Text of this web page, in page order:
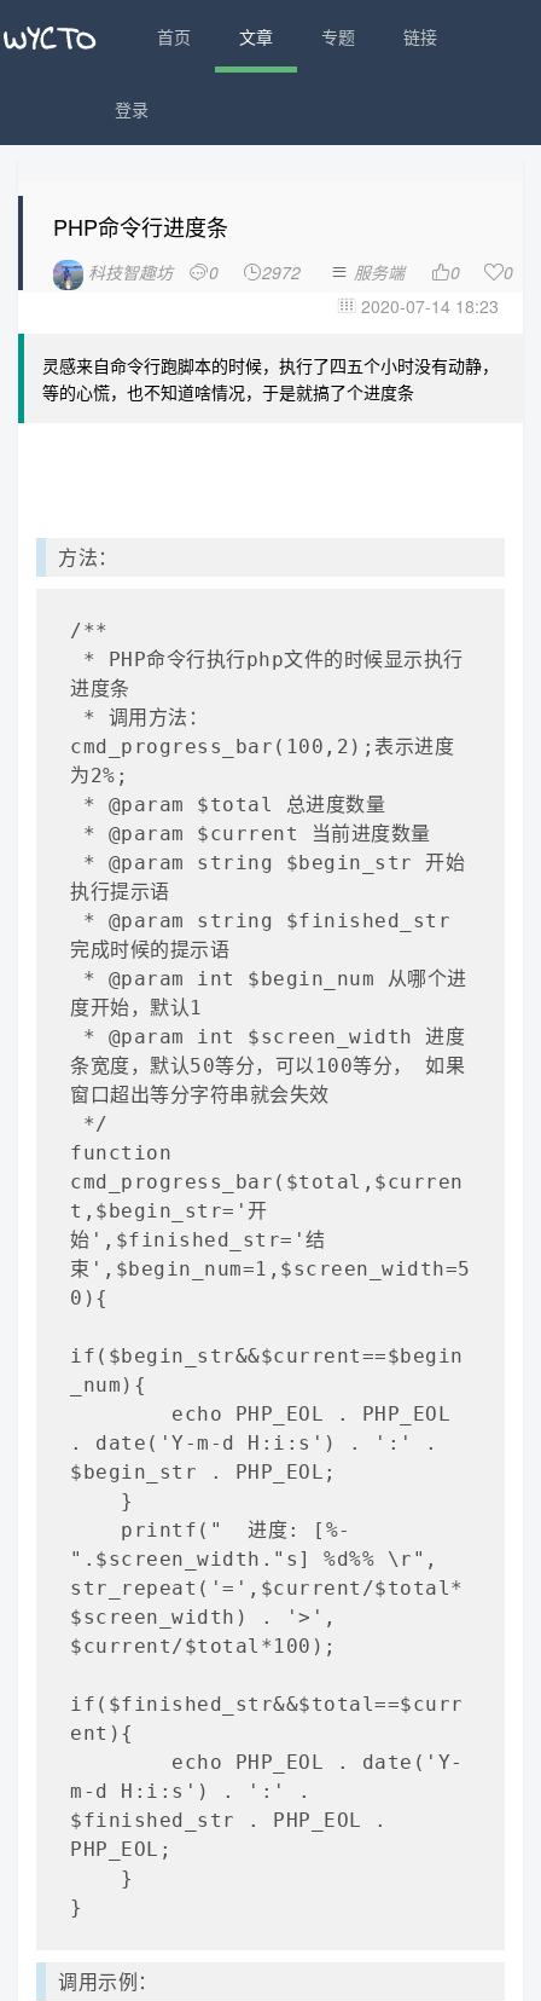
首页 文章 专题 链接
登录
PHP命令行进度条
科技智趣坊 0 2972  服务端 0 0
 2020-07-14 18:23
灵感来自命令行跑脚本的时候，执行了四五个小时没有动静，
等的心慌，也不知道啥情况，于是就搞了个进度条
方法：
/**
进度条
cmd_progress_bar(100,2);表示进度
为2%;
执行提示语
完成时候的提示语
度开始，默认1
条宽度，默认50等分，可以100等分， 如果
窗口超出等分字符串就会失效
function
cmd_progress_bar($total,$curren
t,$begin_str='开
始',$finished_str='结
束',$begin_num=1,$screen_width=5
0){
if($begin_str&&$current==$begin
_num){
. date('Y-m-d H:i:s') . ':' .
$begin_str . PHP_EOL;
".$screen_width."s] %d%% \r",
str_repeat('=',$current/$total*
$screen_width) . '>',
$current/$total*100);
if($finished_str&&$total==$curr
ent){
m-d H:i:s') . ':' .
$finished_str . PHP_EOL .
PHP_EOL;
}
调用示例：